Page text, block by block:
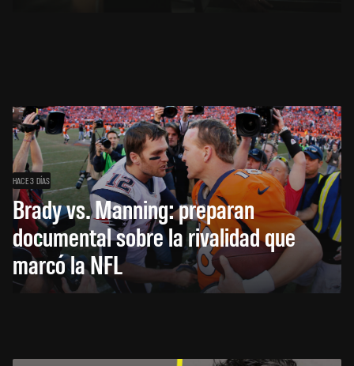
HACE 3 DÍAS
Brady vs. Manning: preparan
documental sobre la rivalidad que
marcó la NFL